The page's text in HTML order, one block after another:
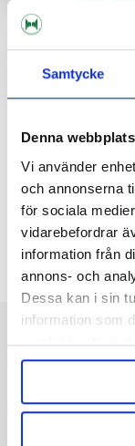
Samtycke
Denna
Vi använder
och annonserna
för sociala
vidarebefordrar
information från
annons- och
Dessa kan i sin
information som
samlat in när du
Flaska 33 CL -
pack
E-handel för
Observera att allt
upphovsmakare